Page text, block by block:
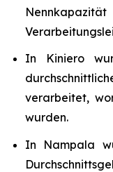
In Kiniero
verarbeitet,
wurden.
In Nampala